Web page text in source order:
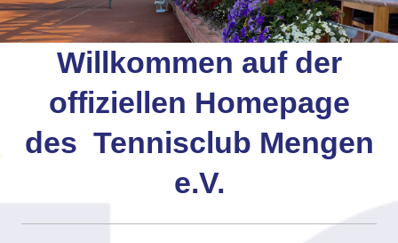
Willkommen auf der
offiziellen Homepage
des Tennisclub Mengen
e.V.